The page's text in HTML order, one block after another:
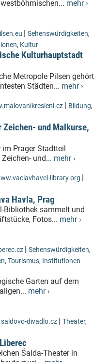
mehr ›
| Sehenswürdigkeiten,
, Kultur
Kulturhauptstadt
Metropole Pilsen gehört
Städten... mehr ›
| Bildung,
und Malkurse,
Prager Stadtteil
und... mehr ›
library.org |
Havla, Prag
Bibliothek sammelt und
Fotos... mehr ›
| Sehenswürdigkeiten,
, Tourismus, Institutionen
Garten auf dem
mehr ›
divadlo.cz | Theater,
Šalda-Theater in